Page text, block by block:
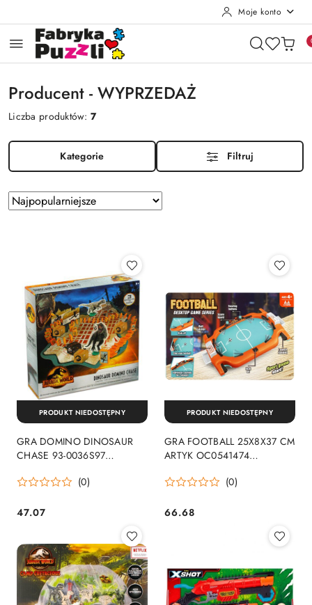
Moje konto
Producent - WYPRZEDAŻ
Liczba produktów:7
Kategorie Filtruj
Zastosowano
sortowanie:
Sortuj
według
GRA DOMINO DINOSAUR
CHASE 93-0036S97
(0)
Cena:
47.07
PRODUKT NIEDOSTĘPNY
GRA FOOTBALL 25X8X37 CM
ARTYK OC0541474
(0)
Cena:
66.68
PRODUKT NIEDOSTĘPNY